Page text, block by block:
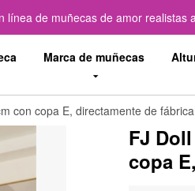
línea de muñecas de amor realistas
Marca de muñecas
con copa E, directamente de
FJ
copa